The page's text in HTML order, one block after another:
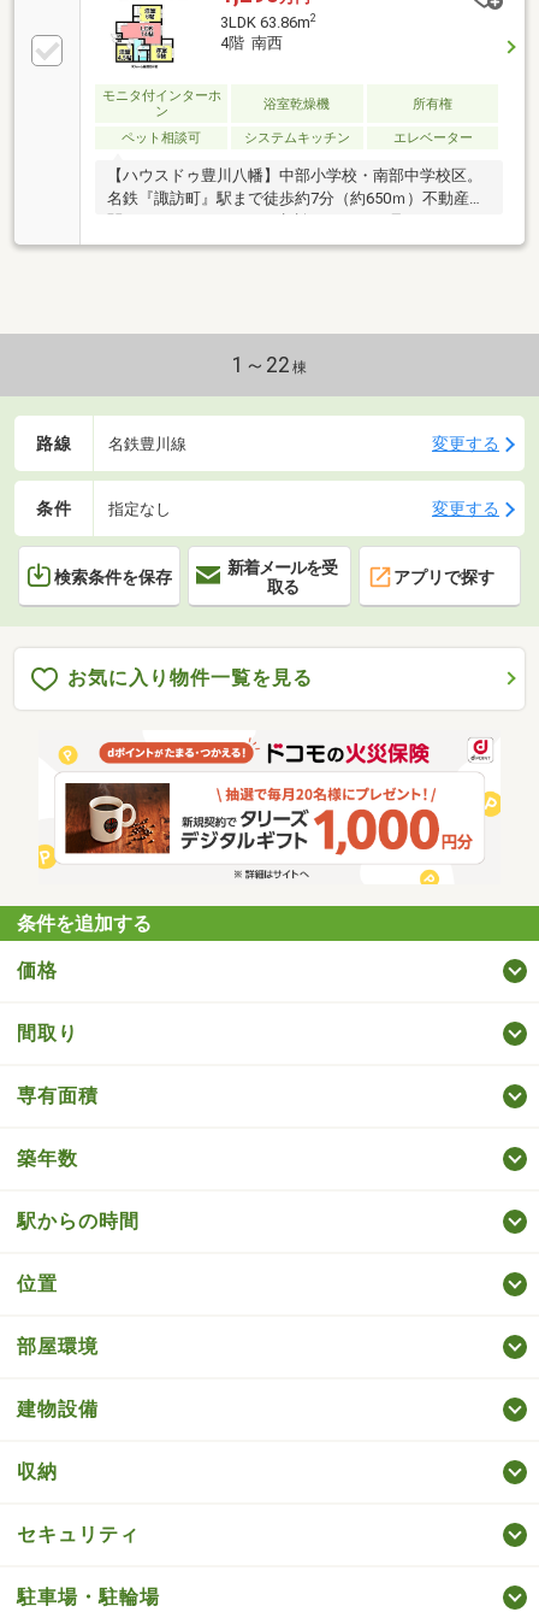
3LDK 63.86m2
4階 南西
モニタ付インターホ
ン
浴室乾燥機 所有権
ペット相談可 システムキッチン エレベーター
【ハウスドゥ豊川八幡】中部小学校・南部中学校区。
名鉄『諏訪町』駅まで徒歩約7分（約650ｍ）不動産に
聞くだけOK！お気軽にご相談ください♪
1～22 棟
路線 名鉄豊川線 変更する
条件 指定なし 変更する
検索条件を保存
新着メールを受
取る
アプリで探す
お気に入り物件一覧を見る
条件を追加する
価格
間取り
専有面積
築年数
駅からの時間
位置
部屋環境
建物設備
収納
セキュリティ
駐車場・駐輪場